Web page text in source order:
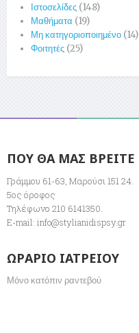
Ιστοσελίδες (148)
Μαθήματα (19)
Μη κατηγοριοποιημένο (14)
Φοιτητές (25)
ΠΟΥ ΘΑ ΜΑΣ ΒΡΕΙΤΕ
Γράμμου 61-63, Μαρούσι 151 24.
5ος όροφος
Τηλέφωνο 210 6141350.
E-mail: info@stylianidispsy.gr
ΩΡΑΡΙΟ ΙΑΤΡΕΙΟΥ
Μόνο κατόπιν ραντεβού